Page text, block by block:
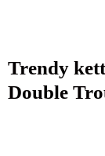
Trendy
Double